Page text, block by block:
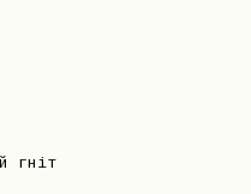
гніт